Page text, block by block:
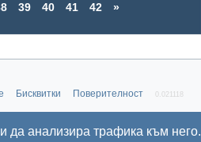
да анализира трафика към него.
39 40 41 42 »
Бисквитки Поверителност 0.021118